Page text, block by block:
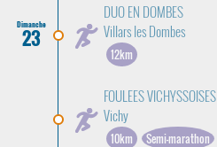
Dimanche
23
DUO EN DOMBES
Villars les Dombes
12km
FOULEES VICHYSSOISES
Vichy
10km Semi-marathon